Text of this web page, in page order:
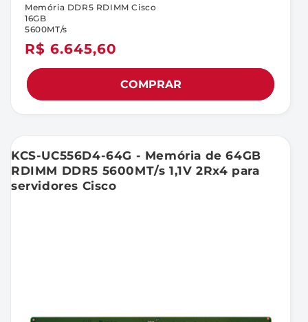
Preço
normal
R$ 6.645,60
Memória DDR5 RDIMM Cisco
16GB
5600MT/s
COMPRAR
KCS-UC556D4-64G - Memória de 64GB
RDIMM DDR5 5600MT/s 1,1V 2Rx4 para
servidores Cisco